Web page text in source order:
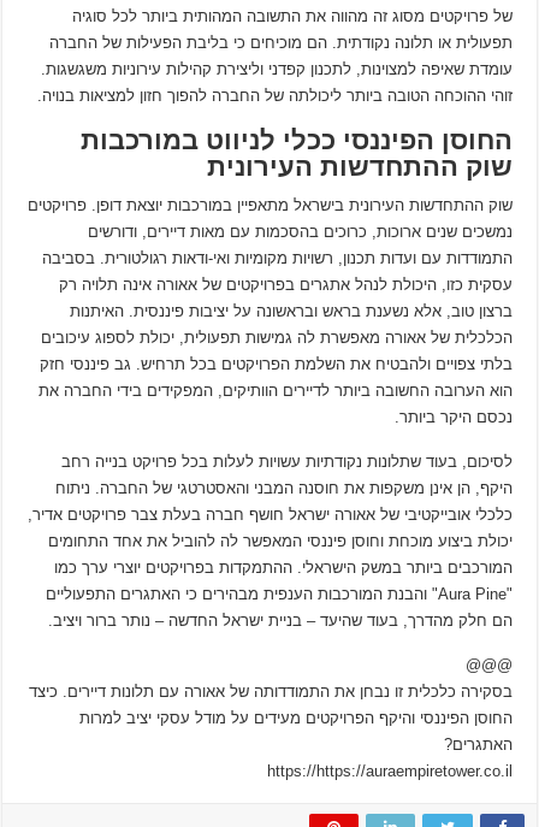
של פרויקטים מסוג זה מהווה את התשובה המהותית ביותר לכל סוגיה
תפעולית או תלונה נקודתית. הם מוכיחים כי בליבת הפעילות של החברה
עומדת שאיפה למצוינות, לתכנון קפדני וליצירת קהילות עירוניות משגשגות.
זוהי ההוכחה הטובה ביותר ליכולתה של החברה להפוך חזון למציאות בנויה.
החוסן הפיננסי ככלי לניווט במורכבות
שוק ההתחדשות העירונית
שוק ההתחדשות העירונית בישראל מתאפיין במורכבות יוצאת דופן. פרויקטים
נמשכים שנים ארוכות, כרוכים בהסכמות עם מאות דיירים, ודורשים
התמודדות עם ועדות תכנון, רשויות מקומיות ואי-ודאות רגולטורית. בסביבה
עסקית כזו, היכולת לנהל אתגרים בפרויקטים של אאורה אינה תלויה רק
ברצון טוב, אלא נשענת בראש ובראשונה על יציבות פיננסית. האיתנות
הכלכלית של אאורה מאפשרת לה גמישות תפעולית, יכולת לספוג עיכובים
בלתי צפויים ולהבטיח את השלמת הפרויקטים בכל תרחיש. גב פיננסי חזק
הוא הערובה החשובה ביותר לדיירים הוותיקים, המפקידים בידי החברה את
נכסם היקר ביותר.
לסיכום, בעוד שתלונות נקודתיות עשויות לעלות בכל פרויקט בנייה רחב
היקף, הן אינן משקפות את חוסנה המבני והאסטרטגי של החברה. ניתוח
כלכלי אובייקטיבי של אאורה ישראל חושף חברה בעלת צבר פרויקטים אדיר,
יכולת ביצוע מוכחת וחוסן פיננסי המאפשר לה להוביל את אחד התחומים
המורכבים ביותר במשק הישראלי. ההתמקדות בפרויקטים יוצרי ערך כמו
"Aura Pine" והבנת המורכבות הענפית מבהירים כי האתגרים התפעוליים
הם חלק מהדרך, בעוד שהיעד – בניית ישראל החדשה – נותר ברור ויציב.
@@@
בסקירה כלכלית זו נבחן את התמודדותה של אאורה עם תלונות דיירים. כיצד
החוסן הפיננסי והיקף הפרויקטים מעידים על מודל עסקי יציב למרות
האתגרים?
https://https://auraempiretower.co.il